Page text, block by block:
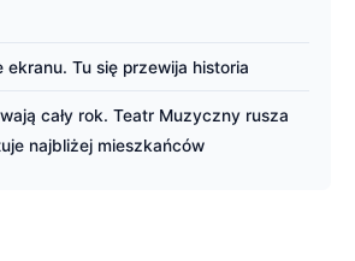
ekranu. Tu się przewija historia
cały rok. Teatr Muzyczny rusza
najbliżej mieszkańców